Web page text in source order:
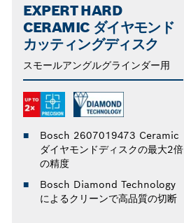
EXPERT HARD
CERAMIC ダイヤモンド
カッティングディスク
スモールアングルグラインダー用
Bosch 2607019473 Ceramic
ダイヤモンドディスクの最大2倍
の精度
Bosch Diamond Technology
によるクリーンで高品質の切断